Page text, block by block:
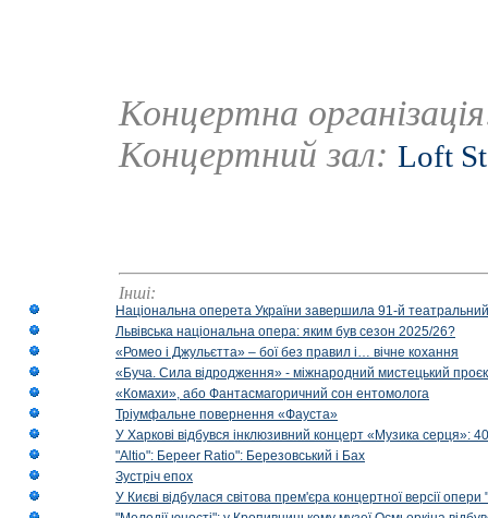
Концертна
Концертний зал: Loft
Інші:
Національна оперета України завершила 91-й
Львівська національна опера: яким був сезон 2025/26?
«Ромео і Джульєтта» – бої без правил і… вічне кохання
«Буча. Сила відродження» - міжнародний мистецький
«Комахи», або Фантасмагоричний сон ентомолога
Тріумфальне повернення «Фауста»
У Харкові відбувся інклюзивний концерт «Музика серця»:
"Altio": Береer Ratio": Березовський і Бах
Зустріч епох
У Києві відбулася світова прем'єра концертної версії